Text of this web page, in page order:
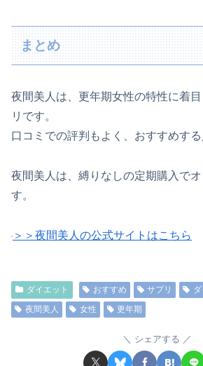
まとめ
夜間美人は、更年期女性の特性に着
リです。
口コミでの評判もよく、おすすめする
夜間美人は、縛りなしの定期購入で
す。
＞＞夜間美人の公式サイトはこちら
ダイエット おすすめ サプリ
夜間美人
女性 更年期
シェアする